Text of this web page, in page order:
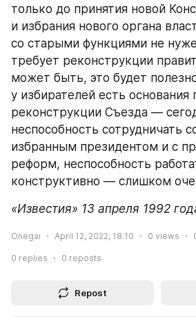
только до принятия новой
и избрания нового органа
со старыми функциями не
требует реконструкции
может быть, это будет
у избирателей есть основания
реконструкции Съезда —
неспособность сотрудничать
избранным президентом и с
реформ, неспособность
конструктивно — слишком
«Известия» 13 апреля 1992
Onegai April 12, 2022, 18:10 0 views
0 replies 0 reposts
Repost